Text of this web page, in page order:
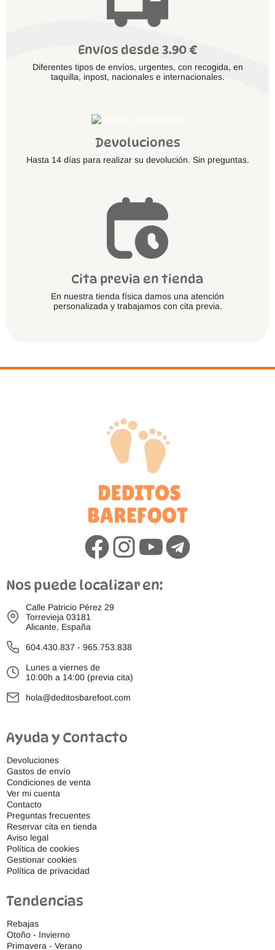
Envíos desde 3.90 €
Diferentes tipos de envíos, urgentes, con recogida, en
taquilla, inpost, nacionales e internacionales.
Devoluciones
Hasta 14 días para realizar su devolución. Sin preguntas.
Cita previa en tienda
En nuestra tienda física damos una atención
personalizada y trabajamos con cita previa.
Nos puede localizar en:
Calle Patricio Pérez 29
Torrevieja 03181
Alicante, España
604.430.837 - 965.753.838
Lunes a viernes de
10:00h a 14:00 (previa cita)
hola@deditosbarefoot.com
Ayuda y Contacto
Devoluciones
Gastos de envío
Condiciones de venta
Ver mi cuenta
Contacto
Preguntas frecuentes
Reservar cita en tienda
Aviso legal
Política de cookies
Gestionar cookies
Política de privacidad
Tendencias
Rebajas
Otoño - Invierno
Primavera - Verano